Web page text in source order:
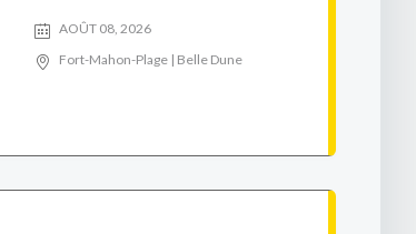
AOÛT 08, 2026
Fort-Mahon-Plage | Belle Dune